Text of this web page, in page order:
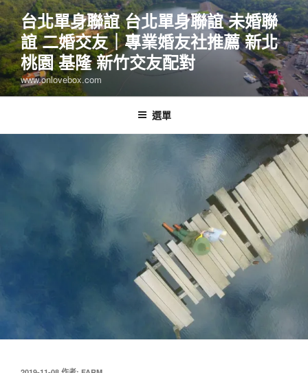
跳
至
主
要
內
容
台北單身聯誼 台北單身聯誼 未婚聯
誼 二婚交友｜專業婚友社推薦 新北
桃園 基隆 新竹交友配對
www.onlovebox.com
選單